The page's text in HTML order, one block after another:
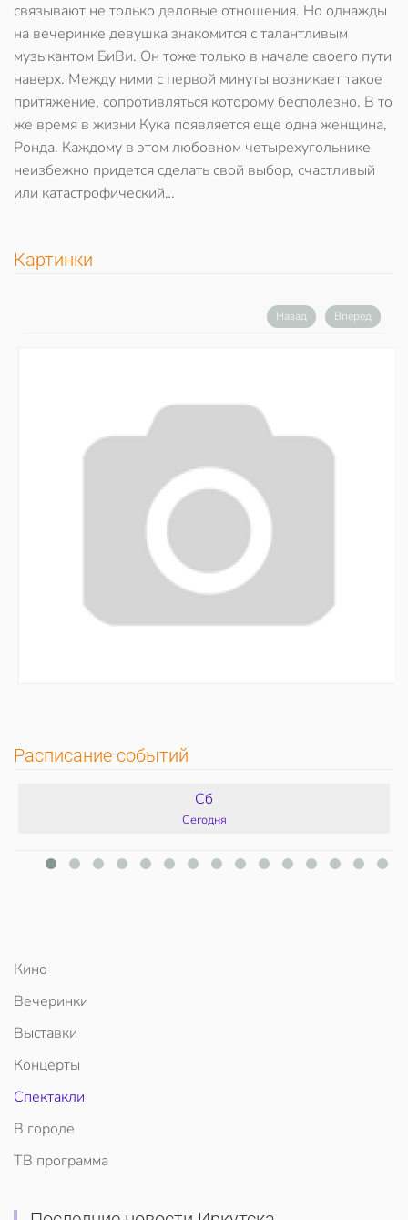
связывают не только деловые отношения. Но однажды
на вечеринке девушка знакомится с талантливым
музыкантом БиВи. Он тоже только в начале своего пути
наверх. Между ними с первой минуты возникает такое
притяжение, сопротивляться которому бесполезно. В то
же время в жизни Кука появляется еще одна женщина,
Ронда. Каждому в этом любовном четырехугольнике
неизбежно придется сделать свой выбор, счастливый
или катастрофический…
Картинки
Назад Вперед
Расписание событий
Сб
Сегодня
Кино
Вечеринки
Выставки
Концерты
Спектакли
В городе
ТВ программа